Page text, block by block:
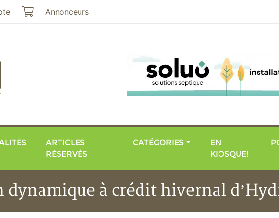
Mon panier
Annonceurs
ARTICLES
RÉSERVÉS
CATÉGORIES
EN
KIOSQUE!
à crédit hivernal